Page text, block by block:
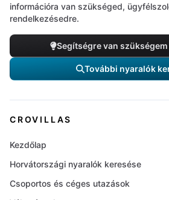
információra van szükséged,
rendelkezésedre.
Segítségre van
További nyaralók
CROVILLAS
Kezdőlap
Horvátországi nyaralók keresése
Csoportos és céges utazások